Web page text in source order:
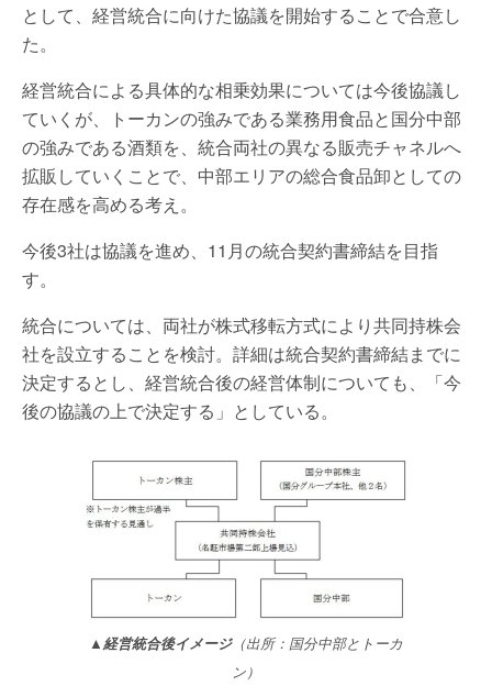
として、経営統合に向けた協議を開始することで合意し
た。
経営統合による具体的な相乗効果については今後協議し
ていくが、トーカンの強みである業務用食品と国分中部
の強みである酒類を、統合両社の異なる販売チャネルへ
拡販していくことで、中部エリアの総合食品卸としての
存在感を高める考え。
今後3社は協議を進め、11月の統合契約書締結を目指
す。
統合については、両社が株式移転方式により共同持株会
社を設立することを検討。詳細は統合契約書締結までに
決定するとし、経営統合後の経営体制についても、「今
後の協議の上で決定する」としている。
▲経営統合後イメージ（出所：国分中部とトーカ
ン）